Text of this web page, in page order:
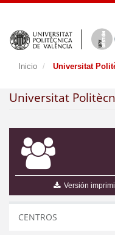
Inicio Universitat
Universitat
Versión
CENTROS